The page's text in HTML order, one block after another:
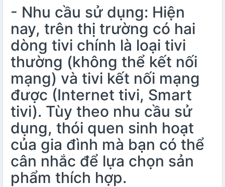
- Nhu cầu sử dụng: Hiện
nay, trên thị trường có hai
dòng tivi chính là loại tivi
thường (không thể kết nối
mạng) và tivi kết nối mạng
được (Internet tivi, Smart
tivi). Tùy theo nhu cầu sử
dụng, thói quen sinh hoạt
của gia đình mà bạn có thể
cân nhắc để lựa chọn sản
phẩm thích hợp.